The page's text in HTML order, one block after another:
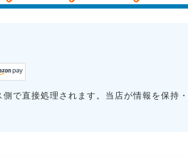
で直接処理されます。当店が情報を保持